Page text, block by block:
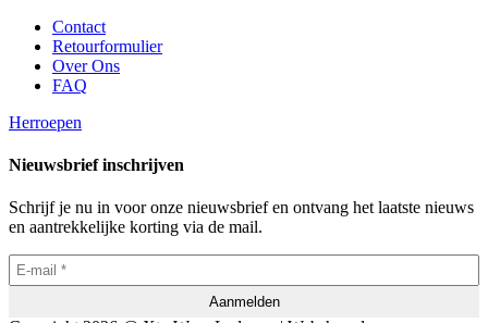
Contact
Retourformulier
Over Ons
FAQ
Herroepen
Nieuwsbrief inschrijven
Schrijf je nu in voor onze nieuwsbrief en ontvang het laatste nieuws
en aantrekkelijke korting via de mail.